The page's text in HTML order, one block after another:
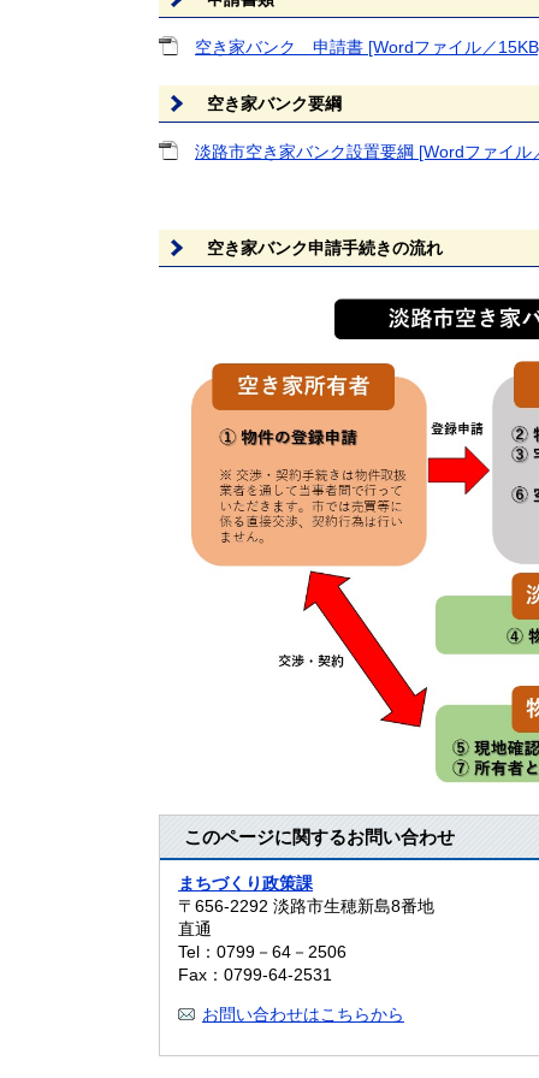
空き家バンク 申請書 [Wordファイル／
空き家バンク要綱
淡路市空き家バンク設置要綱 [Wordファイル
空き家バンク申請手続きの流れ
このページに関するお問い合わせ
まちづくり政策課
〒656-2292 淡路市生穂新島8番地
直通
Tel：0799－64－2506
Fax：0799-64-2531
お問い合わせはこちらから